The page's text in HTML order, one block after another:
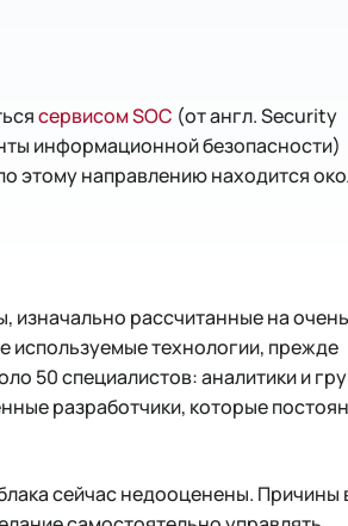
сервисом SOC (от англ. Security
информационной безопасности)
этому направлению находится
изначально рассчитанные на очень
используемые технологии, прежде
50 специалистов: аналитики и
разработчики, которые
сейчас недооценены. Причины